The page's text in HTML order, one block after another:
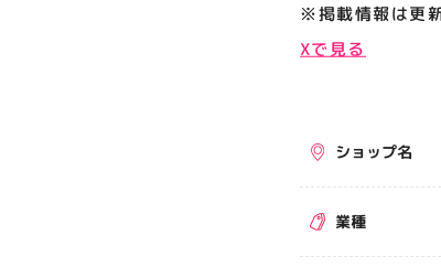
※掲載情報は更
Xで見る
ショップ名
業種